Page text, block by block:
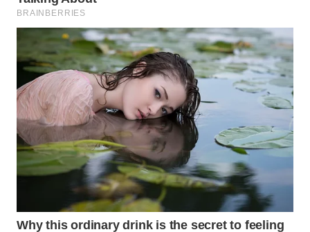
WN
LIKUPANG
WN
LABUANBAJO
WN
BORNEO